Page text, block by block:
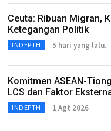
Ceuta: Ribuan Migran,
Ketegangan Politik
INDEPTH 5 hari yang lalu.
Komitmen ASEAN-
LCS dan Faktor
INDEPTH 1 Agt 2026